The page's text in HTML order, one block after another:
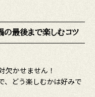
最後まで楽しむコツ
欠かせません！
、どう楽しむかは好みで